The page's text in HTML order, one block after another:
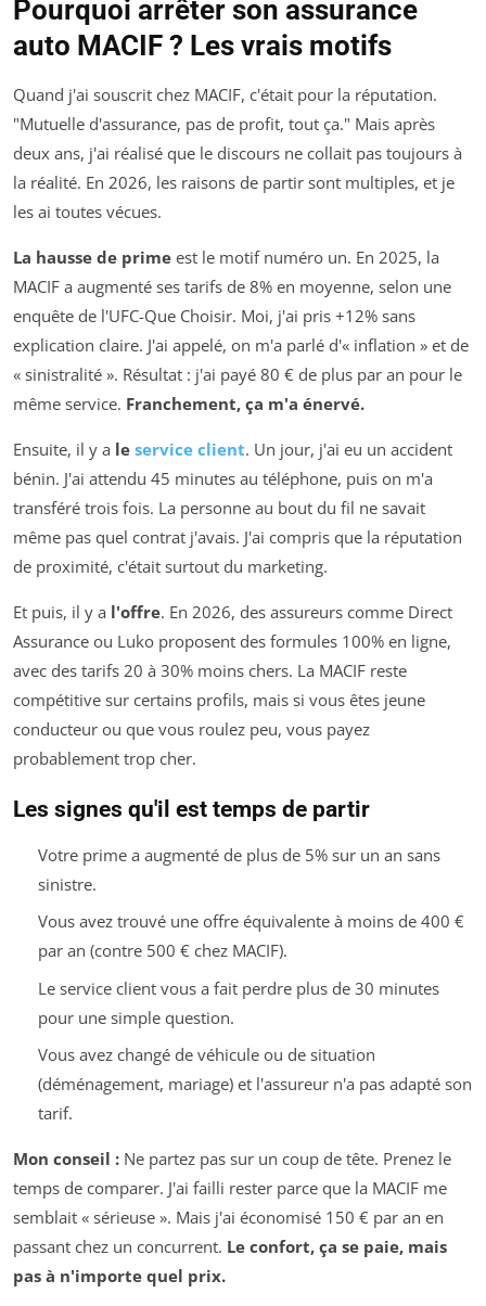
Pourquoi arrêter son assurance
auto MACIF ? Les vrais motifs
Quand j'ai souscrit chez MACIF, c'était pour la réputation.
"Mutuelle d'assurance, pas de profit, tout ça." Mais après
deux ans, j'ai réalisé que le discours ne collait pas toujours à
la réalité. En 2026, les raisons de partir sont multiples, et je
les ai toutes vécues.
La hausse de prime est le motif numéro un. En 2025, la
MACIF a augmenté ses tarifs de 8% en moyenne, selon une
enquête de l'UFC-Que Choisir. Moi, j'ai pris +12% sans
explication claire. J'ai appelé, on m'a parlé d'« inflation » et de
« sinistralité ». Résultat : j'ai payé 80 € de plus par an pour le
même service. Franchement, ça m'a énervé.
Ensuite, il y a le service client. Un jour, j'ai eu un accident
bénin. J'ai attendu 45 minutes au téléphone, puis on m'a
transféré trois fois. La personne au bout du fil ne savait
même pas quel contrat j'avais. J'ai compris que la réputation
de proximité, c'était surtout du marketing.
Et puis, il y a l'offre. En 2026, des assureurs comme Direct
Assurance ou Luko proposent des formules 100% en ligne,
avec des tarifs 20 à 30% moins chers. La MACIF reste
compétitive sur certains profils, mais si vous êtes jeune
conducteur ou que vous roulez peu, vous payez
probablement trop cher.
Les signes qu'il est temps de partir
Votre prime a augmenté de plus de 5% sur un an sans
sinistre.
Vous avez trouvé une offre équivalente à moins de 400 €
par an (contre 500 € chez MACIF).
Le service client vous a fait perdre plus de 30 minutes
pour une simple question.
Vous avez changé de véhicule ou de situation
(déménagement, mariage) et l'assureur n'a pas adapté son
tarif.
Mon conseil : Ne partez pas sur un coup de tête. Prenez le
temps de comparer. J'ai failli rester parce que la MACIF me
semblait « sérieuse ». Mais j'ai économisé 150 € par an en
passant chez un concurrent. Le confort, ça se paie, mais
pas à n'importe quel prix.